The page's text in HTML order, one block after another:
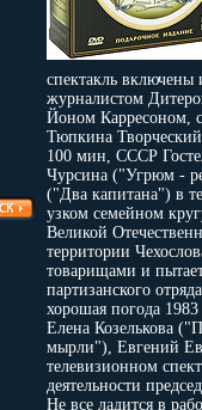
спектакль
журналистом
Йоном Карресоном,
Тюпкина
100 мин, СССР
Чурсина ("Угрюм -
("Два капитана") в
узком семейном
Великой
территории
товарищами и
партизанского
хорошая погода
Елена Козелькова
мырли"), Евгений
телевизионном
деятельности
Не все ладится в